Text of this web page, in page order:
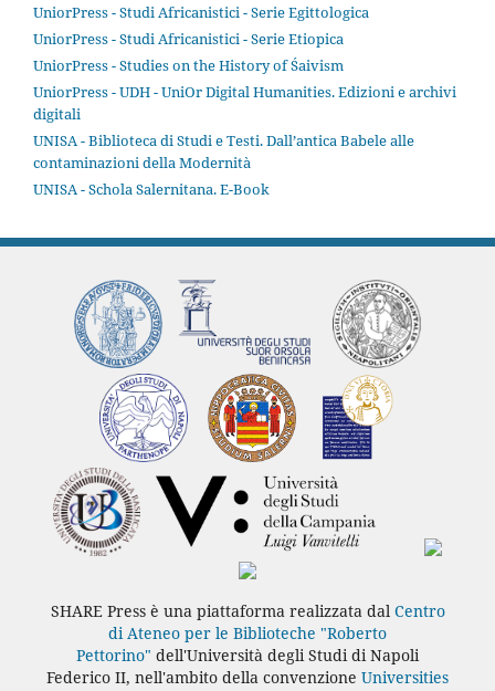
UniorPress - Studi Africanistici - Serie Egittologica
UniorPress - Studi Africanistici - Serie Etiopica
UniorPress - Studies on the History of Śaivism
UniorPress - UDH - UniOr Digital Humanities. Edizioni e archivi
digitali
UNISA - Biblioteca di Studi e Testi. Dall’antica Babele alle
contaminazioni della Modernità
UNISA - Schola Salernitana. E-Book
SHARE Press è una piattaforma realizzata dal Centro
di Ateneo per le Biblioteche "Roberto
Pettorino" dell'Università degli Studi di Napoli
Federico II, nell'ambito della convenzione Universities